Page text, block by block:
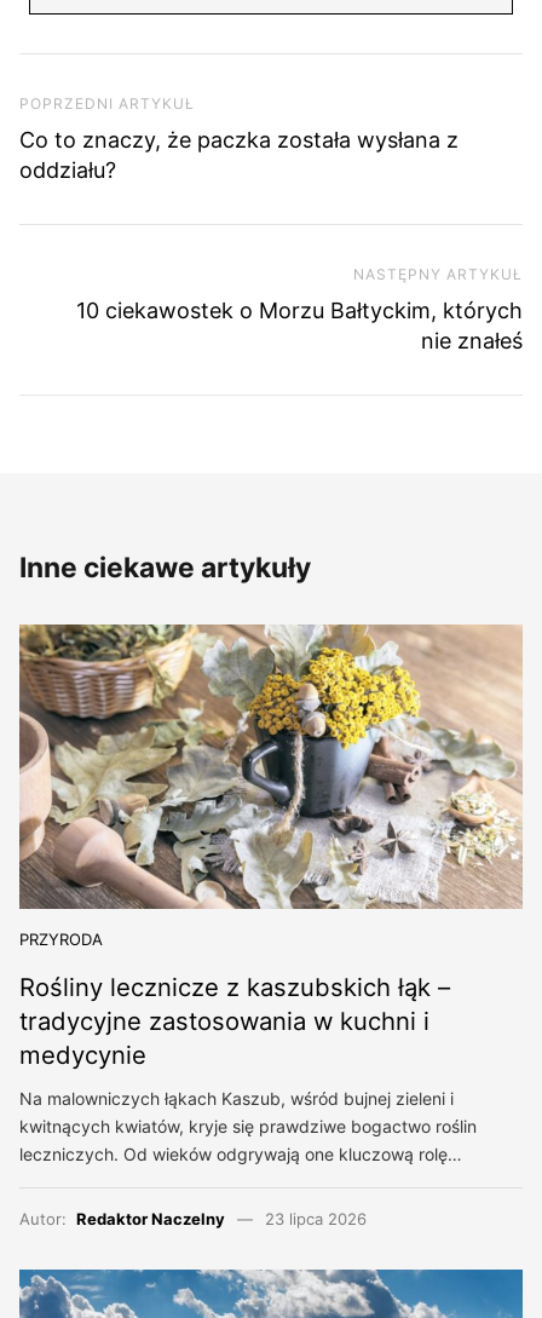
Poprzedni artykuł
POPRZEDNI ARTYKUŁ
Co to znaczy, że paczka została wysłana z
oddziału?
NASTĘPNY ARTYKUŁ
10 ciekawostek o Morzu Bałtyckim, których
nie znałeś
Inne ciekawe artykuły
PRZYRODA
Rośliny lecznicze z kaszubskich łąk –
tradycyjne zastosowania w kuchni i
medycynie
Na malowniczych łąkach Kaszub, wśród bujnej zieleni i
kwitnących kwiatów, kryje się prawdziwe bogactwo roślin
leczniczych. Od wieków odgrywają one kluczową rolę…
Autor: Redaktor Naczelny 23 lipca 2026